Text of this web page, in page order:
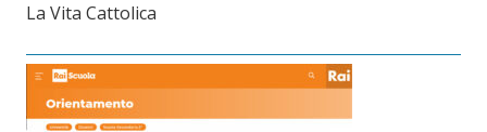
La Vita Cattolica